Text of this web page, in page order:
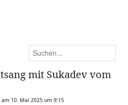
mit Sukadev vom
am 10. Mai 2025 um 9:15